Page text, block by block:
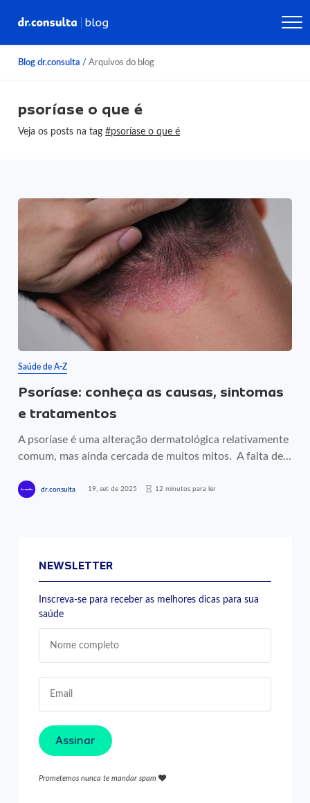
Blog dr.consulta / Arquivos do blog
psoríase o que é
Veja os posts na tag#psoríase o que é
Saúde de A-Z
Psoríase: conheça as causas, sintomas
e tratamentos
A psoríase é uma alteração dermatológica relativamente
comum, mas ainda cercada de muitos mitos. A falta de...
dr.consulta 19, set de 2025 12 minutos para ler
NEWSLETTER
Inscreva-se para receber as melhores dicas para sua
saúde
Assinar
Prometemos nunca te mandar spam